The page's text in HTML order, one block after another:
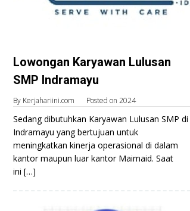
Lowongan Karyawan Lulusan
SMP Indramayu
By Kerjahariini.com Posted on 2024
Sedang dibutuhkan Karyawan Lulusan SMP di
Indramayu yang bertujuan untuk
meningkatkan kinerja operasional di dalam
kantor maupun luar kantor Maimaid. Saat
ini […]